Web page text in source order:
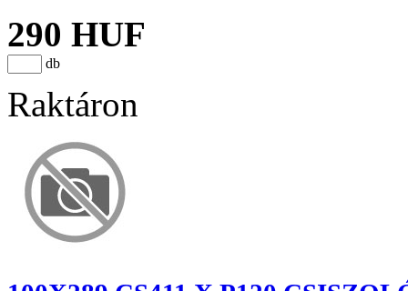
290 HUF
db
Raktáron